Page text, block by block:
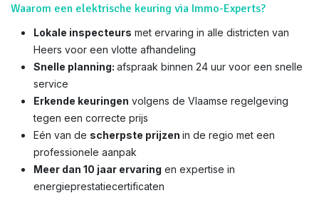
Waarom een elektrische keuring via Immo-Experts?
Lokale inspecteurs met ervaring in alle districten van
Heers voor een vlotte afhandeling
Snelle planning: afspraak binnen 24 uur voor een snelle
service
Erkende keuringen volgens de Vlaamse regelgeving
tegen een correcte prijs
Eén van de scherpste prijzen in de regio met een
professionele aanpak
Meer dan 10 jaar ervaring en expertise in
energieprestatiecertificaten